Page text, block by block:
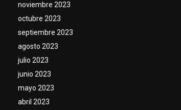
noviembre 2023
octubre 2023
septiembre 2023
agosto 2023
julio 2023
junio 2023
mayo 2023
abril 2023